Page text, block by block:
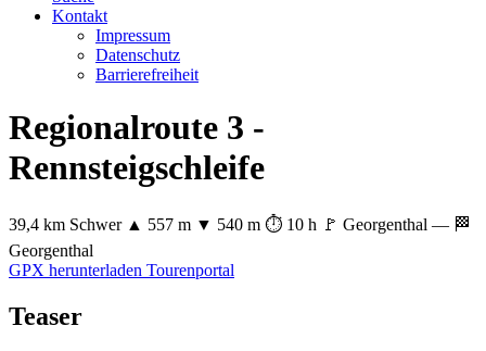
Kontakt
Impressum
Datenschutz
Barrierefreiheit
Regionalroute 3 -
Rennsteigschleife
39,4 km Schwer ▲ 557 m ▼ 540 m ⏱ 10 h
🚩 Georgenthal — 🏁
Georgenthal
−
GPX herunterladen Tourenportal
Teaser